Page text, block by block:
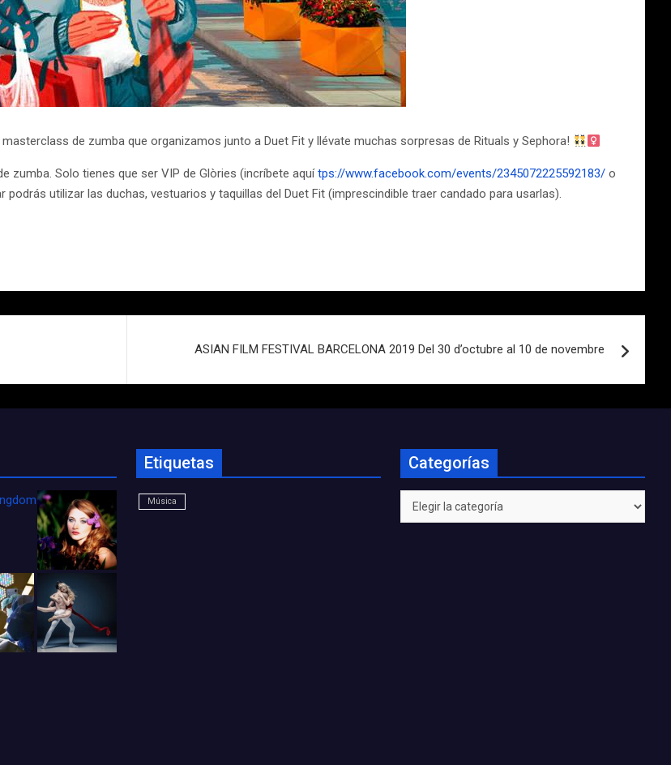
de zumba que organizamos junto a Duet Fit y llévate muchas sorpresas de Rituals y Sephora!
zumba. Solo tienes que ser VIP de Glòries (incríbete aquítps://www.facebook.com/events/2345072225592183/ o
podrás utilizar las duchas, vestuarios y taquillas del Duet Fit (imprescindible traer candado para usarlas).
ASIAN FILM FESTIVAL BARCELONA 2019 Del 30 d’octubre al 10 de novembre
Etiquetas
Música
Categorías
Categorías